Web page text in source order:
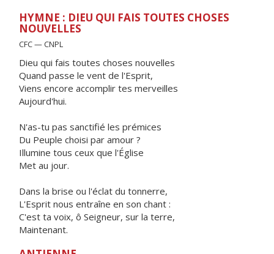
HYMNE : DIEU QUI FAIS TOUTES CHOSES
NOUVELLES
CFC — CNPL
Dieu qui fais toutes choses nouvelles
Quand passe le vent de l'Esprit,
Viens encore accomplir tes merveilles
Aujourd'hui.
N'as-tu pas sanctifié les prémices
Du Peuple choisi par amour ?
Illumine tous ceux que l'Église
Met au jour.
Dans la brise ou l'éclat du tonnerre,
L'Esprit nous entraîne en son chant :
C'est ta voix, ô Seigneur, sur la terre,
Maintenant.